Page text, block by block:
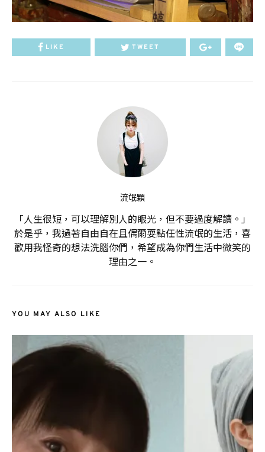
LIKE TWEET
流氓顆
「人生很短，可以理解別人的眼光，但不要過度解讀。」
於是乎，我過著自由自在且偶爾耍點任性流氓的生活，喜
歡用我怪奇的想法洗腦你們，希望成為你們生活中微笑的
理由之一。
YOU MAY ALSO LIKE